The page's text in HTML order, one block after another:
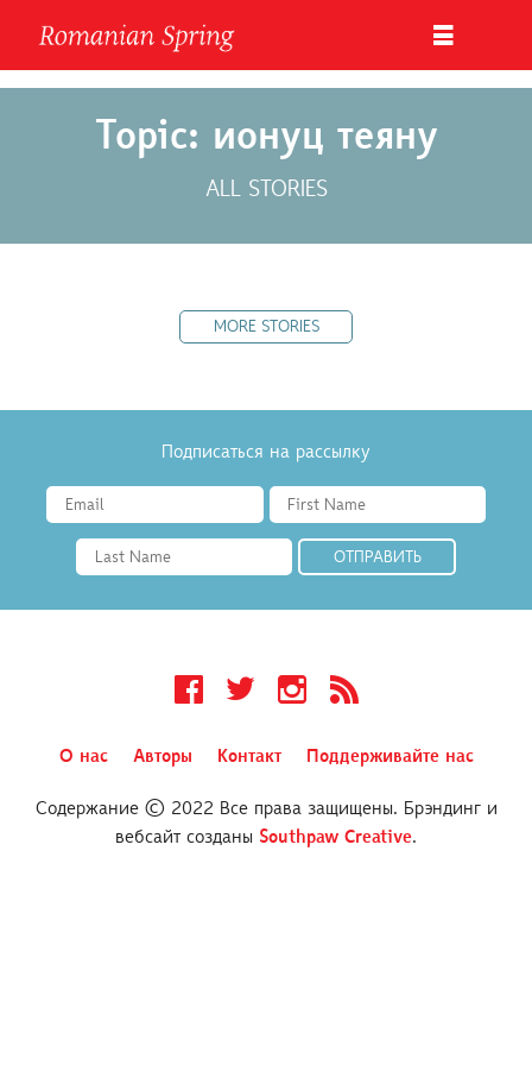
Topic: ионуц теяну
ALL STORIES
MORE STORIES
Подписаться на рассылку
Facebook Twitter Instagram RSS
О нас Авторы Контакт Поддерживайте нас
Содержание © 2022 Все права защищены. Брэндинг и
вебсайт созданы Southpaw Creative.